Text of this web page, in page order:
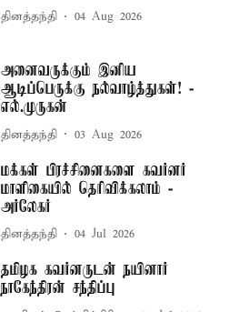
தினத்தந்தி 04 Aug 2026
அனைவருக்கும் இனிய
ஆடிப்பெருக்கு நல்வாழ்த்துகள்! -
எல்.முருகன்
தினத்தந்தி 03 Aug 2026
மக்கள் பிரச்சினைகளை கவர்னர்
மாளிகையில் தெரிவிக்கலாம் -
அர்லேகர்
தினத்தந்தி 04 Jul 2026
தமிழக கவர்னருடன் நயினார்
நாகேந்திரன் சந்திப்பு